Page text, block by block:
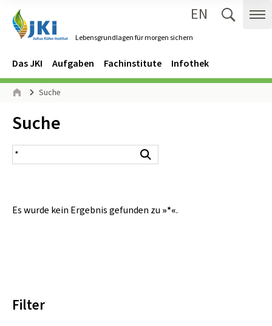
Lebensgrundlagen für morgen sichern
EN
Navigation
Hauptmenü
Das JKI Aufgaben Fachinstitute Infothek
Seitenpfad
Suche
Inhalt:
Suche
Suchergebnis
Es wurde kein Ergebnis gefunden zu »*«.
Filter